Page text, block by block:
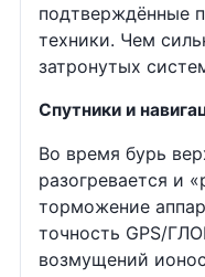
подтверждённые
техники. Чем
затронутых
Спутники и
Во время бурь
разогревается и
торможение
точность GPS/
возмущений